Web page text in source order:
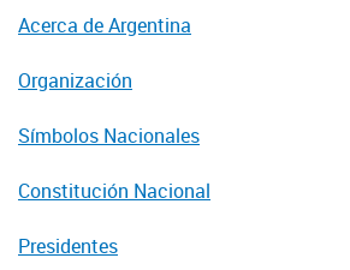
Acerca de Argentina
Organización
Símbolos Nacionales
Constitución Nacional
Presidentes